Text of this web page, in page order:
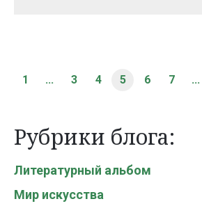
1 ... 3 4 5 6 7 ...
Рубрики блога:
Литературный альбом
Мир искусства